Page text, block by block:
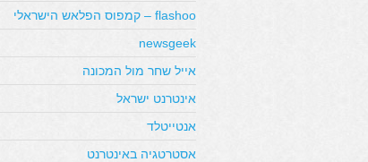
flashoo – קמפוס הפלאש הישראלי
newsgeek
אייל שחר מול המכונה
אינטרנט ישראל
אנטייטלד
אסטרטגיה באינטרנט